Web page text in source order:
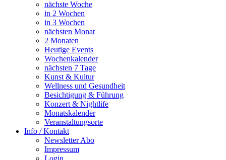
nächste Woche
in 2 Wochen
in 3 Wochen
nächsten Monat
2 Monaten
Heutige Events
Wochenkalender
nächsten 7 Tage
Kunst & Kultur
Wellness und Gesundheit
Besichtigung & Führung
Konzert & Nightlife
Monatskalender
Veranstaltungsorte
Info / Kontakt
Newsletter Abo
Impressum
Login